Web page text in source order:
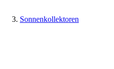
Sonnenkollektoren